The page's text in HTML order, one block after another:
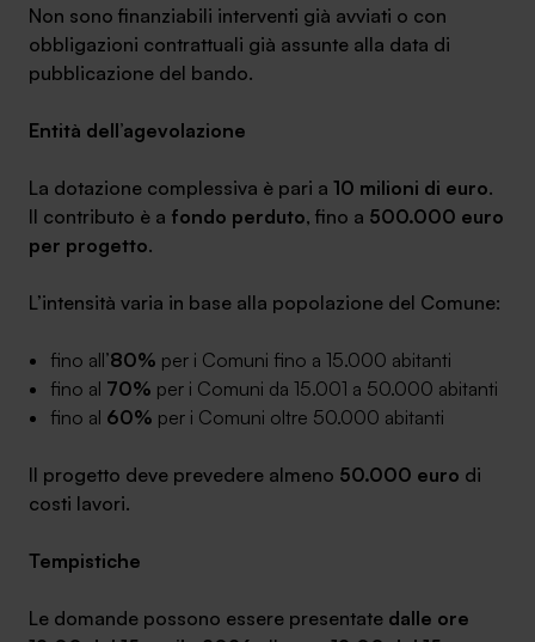
Non sono finanziabili interventi già avviati o con
obbligazioni contrattuali già assunte alla data di
pubblicazione del bando.
Entità dell’agevolazione
La dotazione complessiva è pari a 10 milioni di euro.
Il contributo è a fondo perduto, fino a 500.000 euro
per progetto.
L’intensità varia in base alla popolazione del Comune:
fino all’80% per i Comuni fino a 15.000 abitanti
fino al 70% per i Comuni da 15.001 a 50.000 abitanti
fino al 60% per i Comuni oltre 50.000 abitanti
Il progetto deve prevedere almeno 50.000 euro di
costi lavori.
Tempistiche
Le domande possono essere presentate dalle ore